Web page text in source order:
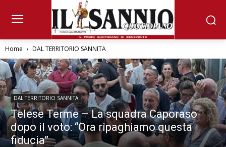
Home DAL TERRITORIO SANNITA
DAL TERRITORIO SANNITA
Telese Terme – La squadra Caporaso
dopo il voto: “Ora ripaghiamo questa
fiducia”